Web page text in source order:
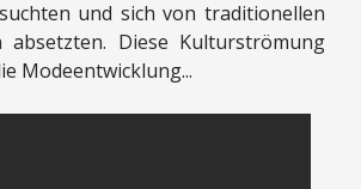
und sich von traditionellen
absetzten. Diese Kulturströmung
Modeentwicklung...